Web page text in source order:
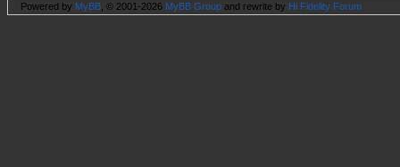
Powered by MyBB , © 2001-2026 MyBB Group and rewrite by Hi Fidelity Forum